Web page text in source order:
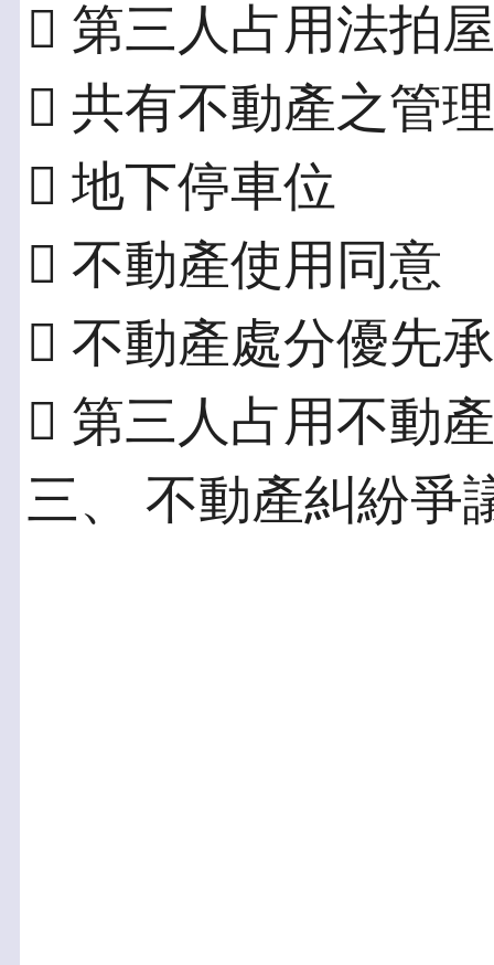
 第三人占用法拍屋
 共有不動產之管理
 地下停車位
 不動產使用同意
 不動產處分優先
 第三人占用不動產
三、 不動產糾紛爭